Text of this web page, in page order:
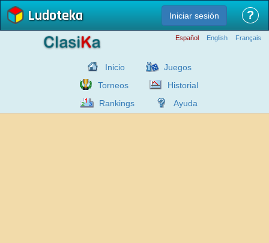
Ludoteka Iniciar sesión ?
Español English Français
Inicio
Juegos
Torneos
Historial
Rankings
Ayuda